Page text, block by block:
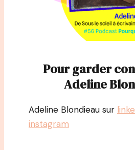
Pour garder
Adeline
Adeline Blondieau sur
instagram